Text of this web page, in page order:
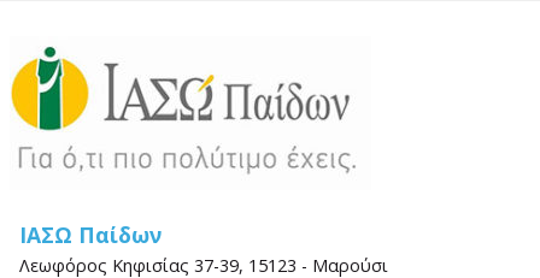
ΙΑΣΩ Παίδων
Λεωφόρος Κηφισίας 37-39, 15123 - Μαρούσι